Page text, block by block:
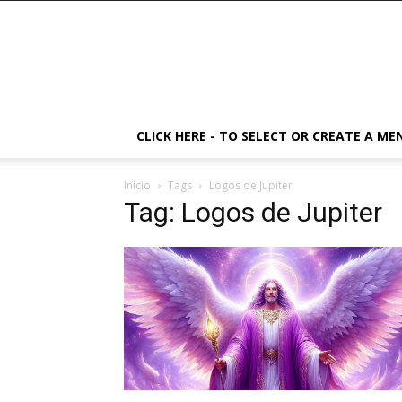
CLICK HERE - TO SELECT OR CREATE A
Início Tags Logos de Jupiter
Tag: Logos de Jupiter